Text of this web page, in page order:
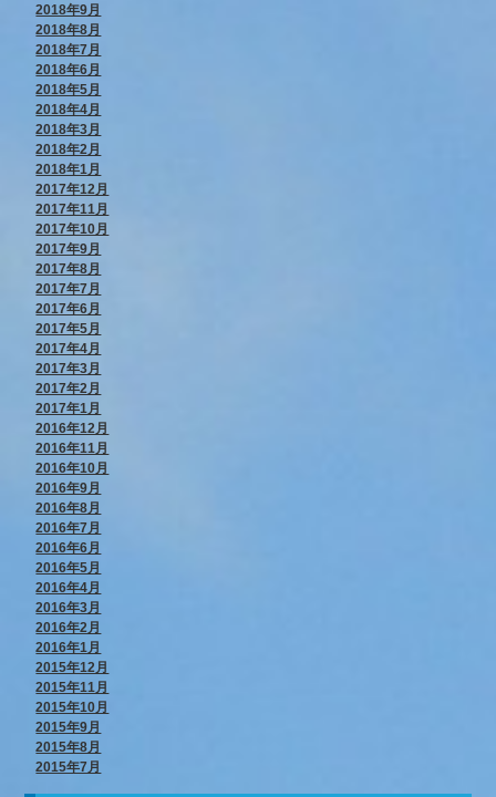
2018年9月
2018年8月
2018年7月
2018年6月
2018年5月
2018年4月
2018年3月
2018年2月
2018年1月
2017年12月
2017年11月
2017年10月
2017年9月
2017年8月
2017年7月
2017年6月
2017年5月
2017年4月
2017年3月
2017年2月
2017年1月
2016年12月
2016年11月
2016年10月
2016年9月
2016年8月
2016年7月
2016年6月
2016年5月
2016年4月
2016年3月
2016年2月
2016年1月
2015年12月
2015年11月
2015年10月
2015年9月
2015年8月
2015年7月